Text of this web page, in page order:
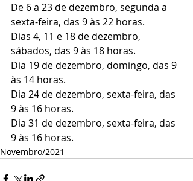
De 6 a 23 de dezembro, segunda a
sexta-feira, das 9 às 22 horas.
Dias 4, 11 e 18 de dezembro,
sábados, das 9 às 18 horas.
Dia 19 de dezembro, domingo, das 9
às 14 horas.
Dia 24 de dezembro, sexta-feira, das
9 às 16 horas.
Dia 31 de dezembro, sexta-feira, das
9 às 16 horas.
Novembro/2021